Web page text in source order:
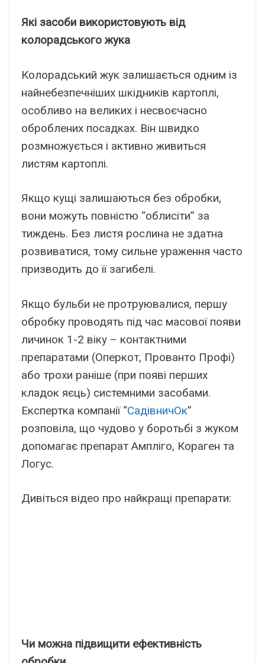
Які засоби використовують від
колорадського жука
Колорадський жук залишається одним із
найнебезпечніших шкідників картоплі,
особливо на великих і несвоєчасно
оброблених посадках. Він швидко
розмножується і активно живиться
листям картоплі.
Якщо кущі залишаються без обробки,
вони можуть повністю “облисіти” за
тиждень. Без листя рослина не здатна
розвиватися, тому сильне ураження часто
призводить до її загибелі.
Якщо бульби не протруювалися, першу
обробку проводять під час масової появи
личинок 1-2 віку – контактними
препаратами (Оперкот, Прованто Профі)
або трохи раніше (при появі перших
кладок яєць) системними засобами.
Експертка компанії “СадівничОк”
розповіла, що чудово у боротьбі з жуком
допомагає препарат Ампліго, Кораген та
Логус.
Дивіться відео про найкращі препарати:
Чи можна підвищити ефективність